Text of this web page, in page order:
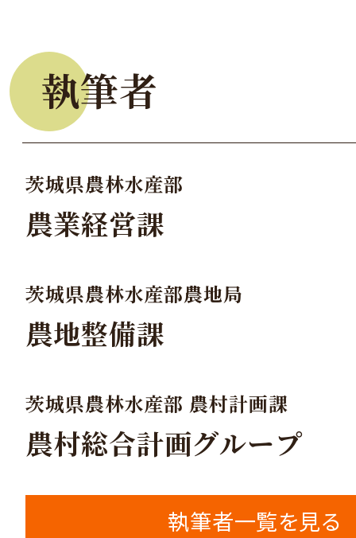
執筆者
茨城県農林水産部
農業経営課
茨城県農林水産部農地局
農地整備課
茨城県農林水産部 農村計画課
農村総合計画グループ
執筆者一覧を見る